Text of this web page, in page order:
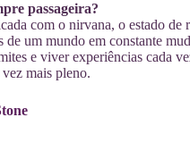
passageira?
com o nirvana, o estado de
um mundo em constante
e viver experiências cada
mais pleno.